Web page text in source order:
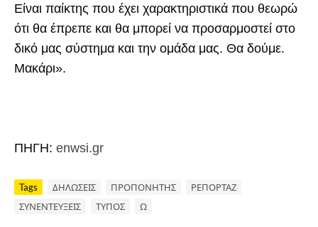
Είναι παίκτης που έχει χαρακτηριστικά που θεωρώ
ότι θα έπρεπε και θα μπορεί να προσαρμοστεί στο
δικό μας σύστημα και την ομάδα μας. Θα δούμε.
Μακάρι».
ΠΗΓΗ: enwsi.gr
Tags ΔΗΛΩΣΕΙΣ ΠΡΟΠΟΝΗΤΗΣ
ΡΕΠΟΡΤΑΖ
ΣΥΝΕΝΤΕΥΞΕΙΣ
ΤΥΠΟΣ Ω